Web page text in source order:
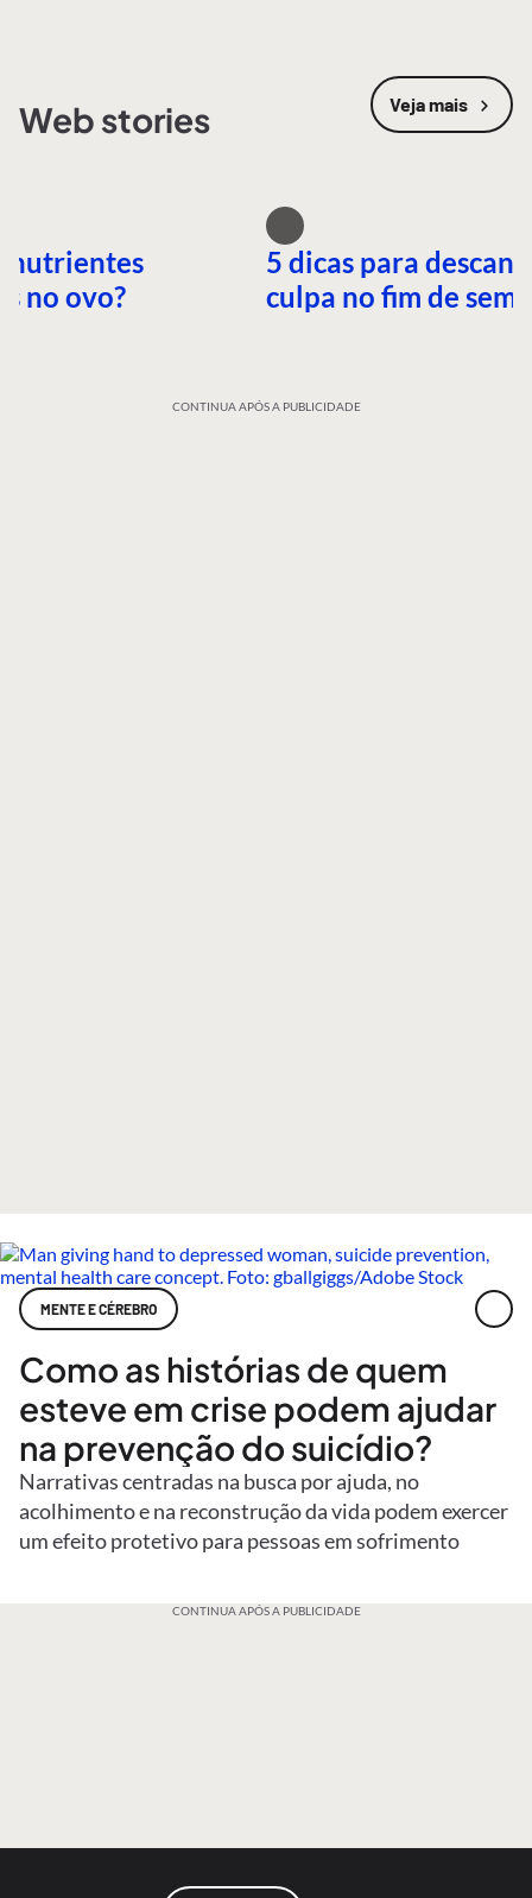
Web stories Veja mais
nutrientes
no ovo?
5 dicas para
culpa no fim de
CONTINUA APÓS A PUBLICIDADE
MENTE E CÉREBRO
Como as histórias de quem
esteve em crise podem ajudar
na prevenção do suicídio?
Narrativas centradas na busca por ajuda, no
acolhimento e na reconstrução da vida podem exercer
um efeito protetivo para pessoas em sofrimento
CONTINUA APÓS A PUBLICIDADE